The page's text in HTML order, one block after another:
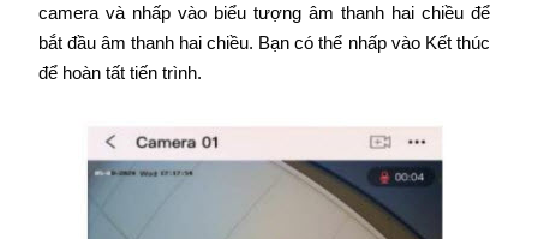
camera và nhấp vào biểu tượng âm thanh hai chiều để
bắt đầu âm thanh hai chiều. Bạn có thể nhấp vào Kết thúc
để hoàn tất tiến trình.